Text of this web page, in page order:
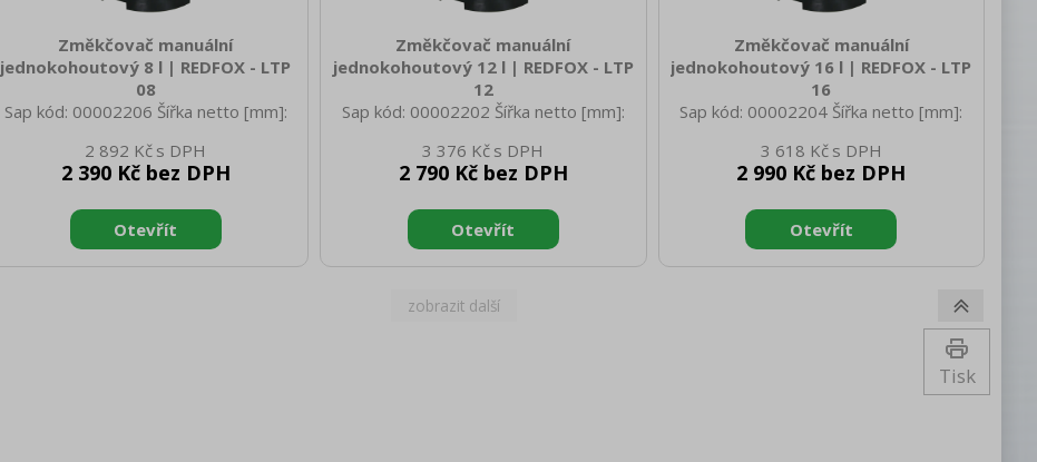
Změkčovač manuální
jednokohoutový 8 l | REDFOX - LTP
08
Sap kód: 00002206 Šířka netto [mm]:
netto [mm]: 415 Hmotnost netto [kg]:
10.00 Šířka brutto [mm]: 200 Hloubka
450 Hmotnost brutto [kg]: 11.00 Typ
spotřebiče: Neutrální zařízení Materiál:
Nerez Vstupní tlak [bar]: 2-8 Náplň
2 892 Kč
2 390 Kč bez DPH
Změkčovač manuální
jednokohoutový 12 l | REDFOX - LTP
12
Sap kód: 00002202 Šířka netto [mm]:
netto [mm]: 515 Hmotnost netto [kg]:
12.00 Šířka brutto [mm]: 200 Hloubka
550 Hmotnost brutto [kg]: 13.00 Typ
spotřebiče: Neutrální zařízení Materiál:
Nerez Vstupní tlak [bar]: 2-8 Náplň
Spotřeba na 1 cyklus regenerace je
3 376 Kč
2 790 Kč bez DPH
Změkčovač manuální
jednokohoutový 16 l | REDFOX - LTP
16
Sap kód: 00002204 Šířka netto [mm]:
netto [mm]: 615 Hmotnost netto [kg]:
13.00 Šířka brutto [mm]: 200 Hloubka
650 Hmotnost brutto [kg]: 14.00 Typ
spotřebiče: Neutrální zařízení Materiál:
Nerez Vstupní tlak [bar]: 2-8 Náplň
Spotřeba na 1 cyklus regenerace je
3 618 Kč
2 990 Kč bez DPH
Tisk